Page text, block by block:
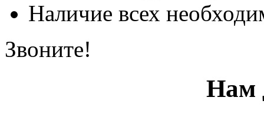
Наличие всех
Звоните!
Нам